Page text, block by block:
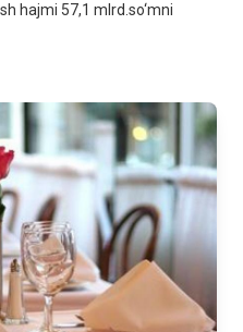
hajmi 57,1 mlrd.so‘mni